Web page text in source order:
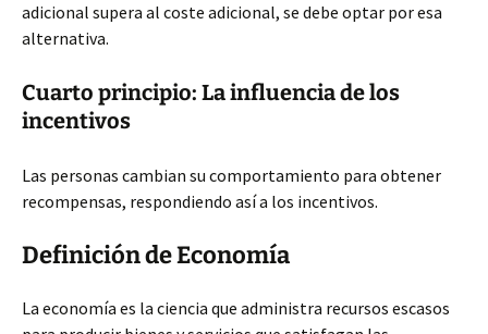
adicional supera al coste adicional, se debe optar por esa
alternativa.
Cuarto principio: La influencia de los
incentivos
Las personas cambian su comportamiento para obtener
recompensas, respondiendo así a los incentivos.
Definición de Economía
La economía es la ciencia que administra recursos escasos